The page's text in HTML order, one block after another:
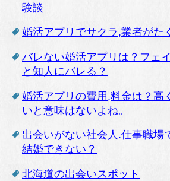
験談
婚活アプリでサクラ,業者がた
バレない婚活アプリは？フェ
と知人にバレる？
婚活アプリの費用,料金は？高
いと意味はないよね。
出会いがない社会人.仕事職場
結婚できない？
北海道の出会いスポット